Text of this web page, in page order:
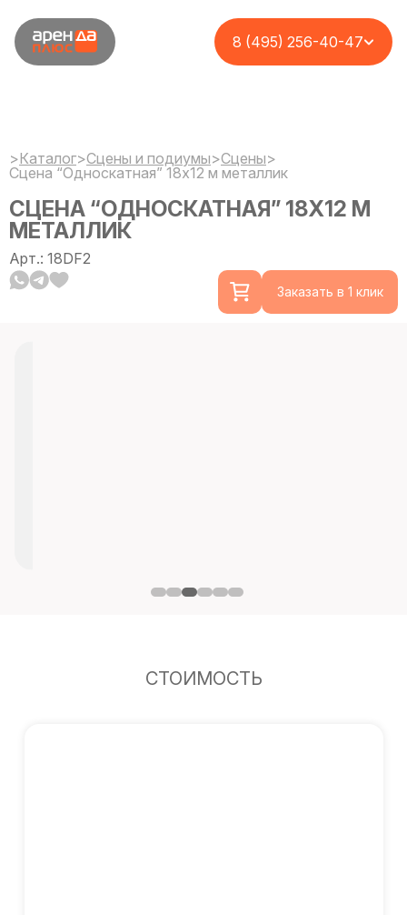
8 (495) 256-40-47
>Каталог>Сцены и подиумы>Сцены>
Сцена “Односкатная” 18х12 м металлик
СЦЕНА “ОДНОСКАТНАЯ” 18Х12 М
МЕТАЛЛИК
Арт.: 18DF2
Заказать в 1 клик
СТОИМОСТЬ